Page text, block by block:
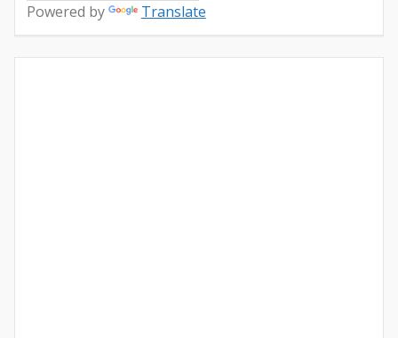
Powered by Translate